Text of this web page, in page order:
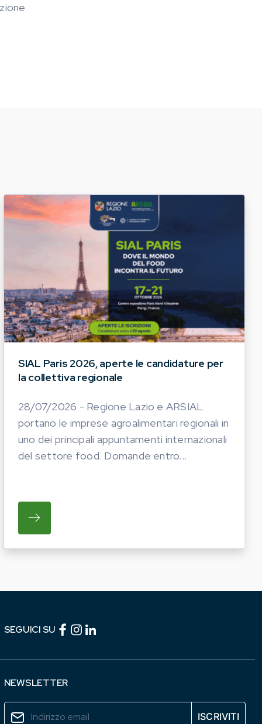
DEL PROSSIMO ANNO. LE AZIENDE
DEL COMPARTO EQUINO REGIONALE
SIAL Paris 2026, aperte le candidature per
la collettiva regionale
28/07/2026 - Regione Lazio e ARSIAL
portano le imprese agroalimentari regionali in
uno dei principali appuntamenti internazionali
del settore food. Domande entro...
SU REGIONE LAZIO E ARSIAL PORTANO LE
SEGUICI SU Facebook (link esterno)
Instagram (link esterno)
NEWSLETTER